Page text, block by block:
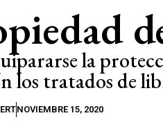
la
los tratados de
NOVIEMBRE 15, 2020